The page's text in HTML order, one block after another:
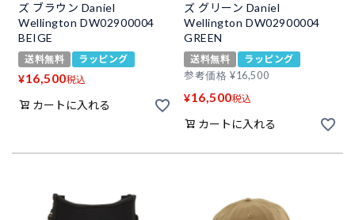
ズ ブラウン Daniel
Wellington DW02900004
BEIGE
送料無料 ラッピング
¥16,500税込
カートに入れる
ズ グリーン Daniel
Wellington DW02900004
GREEN
送料無料
ラッピング
参考価格 ¥16,500
¥16,500税込
カートに入れる